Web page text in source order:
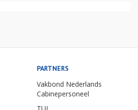
PARTNERS
Vakbond Nederlands
Cabinepersoneel